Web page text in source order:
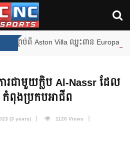
ពី Aston Villa ឈ្នះពាន Europa League
ជាមួយក្លិប Al-Nassr ដែល
ពុងប្រកបអាជីព
(3 years) 1120 Views